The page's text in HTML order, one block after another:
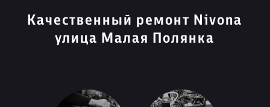
Качественный ремонт Nivona
улица Малая Полянка